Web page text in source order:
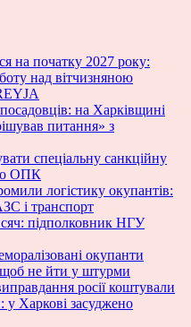
на початку 2027 року:
над вітчизняною
на Харківщині
питання» з
спеціальну санкційну
ОПК
логістику окупантів:
і транспорт
підполковник НГУ
окупанти
щоб не йти у штурми
росії коштували
у Харкові засуджено